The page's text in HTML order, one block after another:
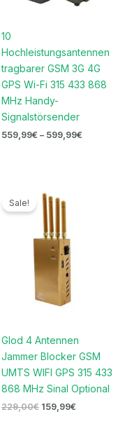
10
Hochleistungsantennen
tragbarer GSM 3G 4G
GPS Wi-Fi 315 433 868
MHz Handy-
Signalstörsender
559,99€ – 599,99€
Sale!
Glod 4 Antennen
Jammer Blocker GSM
UMTS WIFI GPS 315 433
868 MHz Sinal Optional
229,00€
Preis
war:
229,00€
159,99€